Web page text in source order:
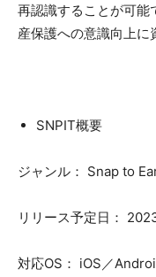
再認識することが可能
産保護への意識向上に
SNPIT概要
ジャンル： Snap to
リリース予定日：
対応OS： iOS／